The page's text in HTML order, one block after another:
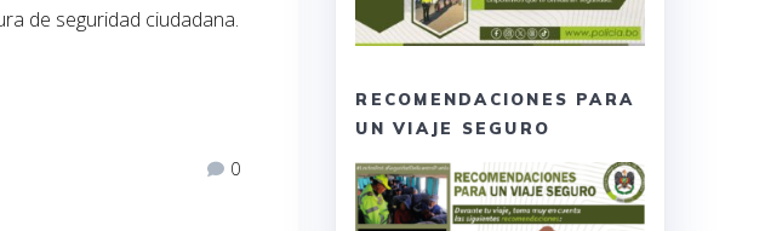
de seguridad ciudadana.
0
RECOMENDACIONES PARA
UN VIAJE SEGURO